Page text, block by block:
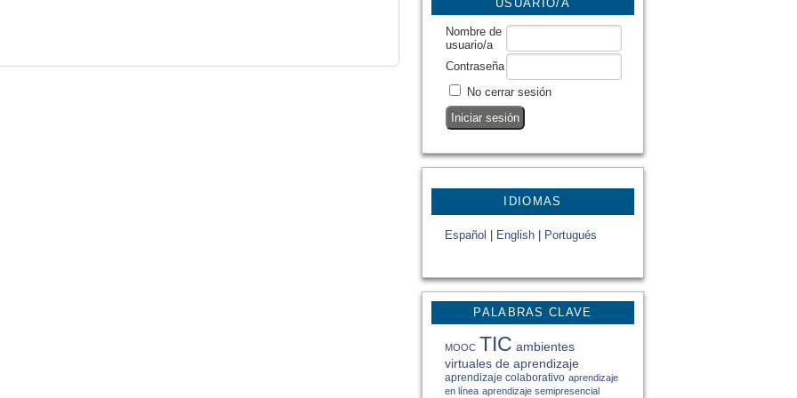
USUARIO/A
Nombre de
usuario/a
Contraseña
No cerrar sesión
IDIOMAS
Español English Portugués
PALABRAS CLAVE
MOOC TIC ambientes
virtuales de aprendizaje
aprendizaje colaborativo aprendizaje
en línea aprendizaje semipresencial